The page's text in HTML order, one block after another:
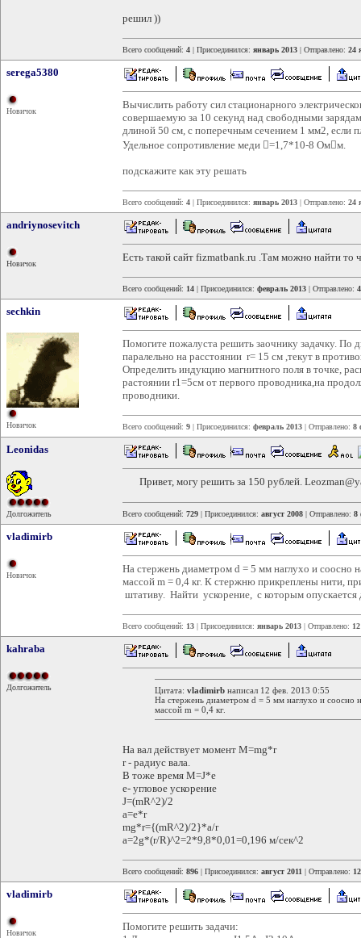
решил ))
Всего сообщений: 4 | Присоединился: январь 2013 | Отправлено: 24
serega5380
Новичок
Вычислить работу сил стационарного
совершаемую за 10 секунд над свободными
длиной 50 см, с поперечным сечением 1 мм2, если
Удельное сопротивление меди =1,7*10-8 Омм.
подскажите как эту решать
Всего сообщений: 4 | Присоединился: январь 2013 | Отправлено: 24
andriynosevitch
Новичок
Есть такой сайт fizmatbank.ru .Там можно найти то
Всего сообщений: 14 | Присоединился: февраль 2013 | Отправлено:
sechkin
Новичок
Помогите пожалуста решить заочнику задачку.
паралельно на расстоянии r= 15 см ,текут в
Определить индукцию магнитного поля в точке,
растоянии r1=5см от первого проводника,на
проводники.
Всего сообщений: 9 | Присоединился: февраль 2013 | Отправлено: 8
Leonidas
Долгожитель
Привет, могу решить за 150 рублей.
Всего сообщений: 729 | Присоединился: август 2008 | Отправлено: 8
vladimirb
Новичок
На стержень диаметром d = 5 мм наглухо и
массой m = 0,4 кг. К стержню прикреплены нити,
штативу. Найти ускорение, с которым опускается
Всего сообщений: 13 | Присоединился: январь 2013 | Отправлено:
kahraba
Долгожитель Цитата: vladimirb написал 12 фев. 2013 0:55
На стержень диаметром d = 5 мм наглухо и
массой m = 0,4 кг.
На вал действует момент М=mg*r
r - радиус вала.
В тоже время М=J*e
e- угловое ускорение
J=(mR^2)/2
a=e*r
mg*r={(mR^2)/2}*a/r
a=2g*(r/R)^2=2*9,8*0,01=0,196 м/сек^2
Всего сообщений: 896 | Присоединился: август 2011 | Отправлено:
vladimirb
Новичок
Помогите решить задачи: